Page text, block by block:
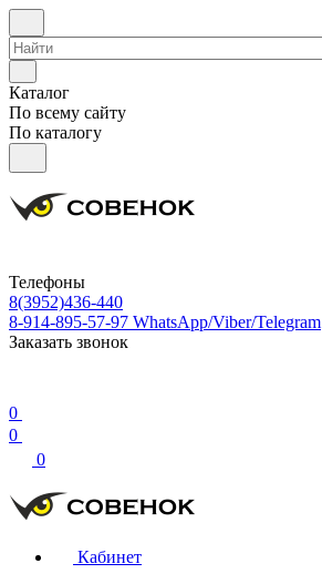
Каталог
По всему сайту
По каталогу
Телефоны
8(3952)436-440
8-914-895-57-97 WhatsApp/Viber/Telegram
Заказать звонок
0
0
0
Кабинет